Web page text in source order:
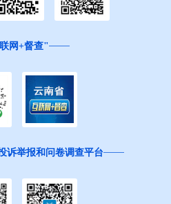
网+督查"
诉举报和问卷调查平台